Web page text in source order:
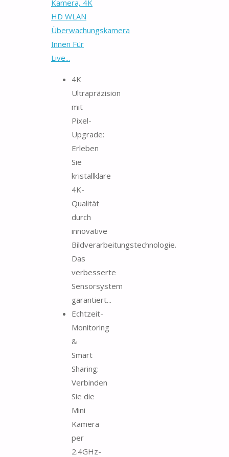
Kamera, 4K
HD WLAN
Überwachungskamera
Innen Für
Live...
4K
Ultrapräzision
mit
Pixel-
Upgrade:
Erleben
Sie
kristallklare
4K-
Qualität
durch
innovative
Bildverarbeitungstechnologie.
Das
verbesserte
Sensorsystem
garantiert...
Echtzeit-
Monitoring
&
Smart
Sharing:
Verbinden
Sie die
Mini
Kamera
per
2.4GHz-